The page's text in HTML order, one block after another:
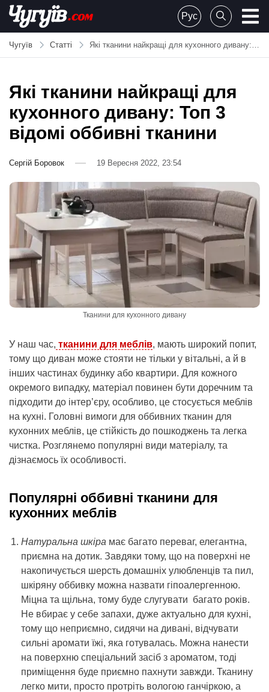
Skip
content
Chuguiv
Рус
Чугуїв Статті Які тканини найкращі для кухонного дивану: Топ 3 відомі оббивні тканини
Які тканини найкращі для
кухонного дивану: Топ 3
відомі оббивні тканини
Сергій Боровок 19 Вересня 2022, 23:54
Тканини для кухонного дивану
У наш час, тканини для меблів, мають широкий попит,
тому що диван може стояти не тільки у вітальні, а й в
інших частинах будинку або квартири. Для кожного
окремого випадку, матеріал повинен бути доречним та
підходити до інтер’єру, особливо, це стосується меблів
на кухні. Головні вимоги для оббивних тканин для
кухонних меблів, це стійкість до пошкоджень та легка
чистка. Розглянемо популярні види матеріалу, та
дізнаємось їх особливості.
Популярні оббивні тканини для
кухонних меблів
Натуральна шкіра має багато переваг, елегантна,
приємна на дотик. Завдяки тому, що на поверхні не
накопичується шерсть домашніх улюбленців та пил,
шкіряну оббивку можна назвати гіпоалергенною.
Міцна та щільна, тому буде слугувати багато років.
Не вбирає у себе запахи, дуже актуально для кухні,
тому що неприємно, сидячи на дивані, відчувати
сильні аромати їжі, яка готувалась. Можна нанести
на поверхню спеціальний засіб з ароматом, тоді
приміщення буде приємно пахнути завжди. Тканину
легко мити, просто протріть вологою ганчіркою, а